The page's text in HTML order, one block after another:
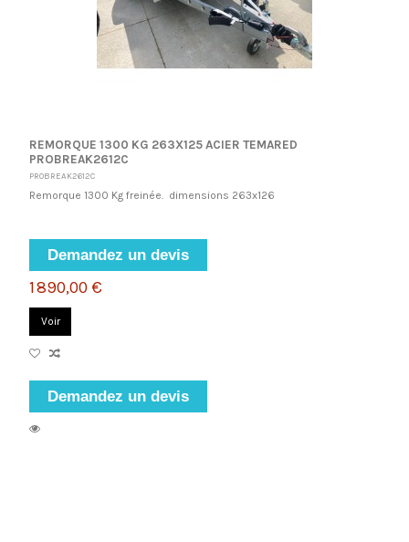
REMORQUE 1300 KG 263X125 ACIER TEMARED
PROBREAK2612C
PROBREAK2612C
Remorque 1300 Kg freinée. dimensions 263x126
Demandez un devis
1 890,00 €
Voir
Demandez un devis